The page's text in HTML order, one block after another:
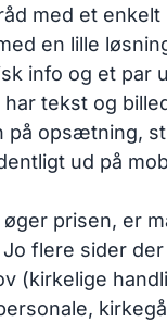
med et enkelt
en lille
info og et par
har tekst og
på opsætning,
ud på
øger prisen, er
Jo flere sider
(kirkelige